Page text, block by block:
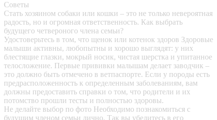
Советы
Стать хозяином собаки или кошки – это не только невероятная
радость, но и огромная ответственность. Как выбрать
будущего четвероного члена семьи?
Удостоверьтесь в том, что щенок или котенок здоров Здоровые
малыши активны, любопытны и хорошо выглядят: у них
блестящие глазки, мокрый носик, чистая шерстка и упитанное
телосложение. Первые прививки малышам делает заводчик –
это должно быть отмечено в ветпаспорте. Если у породы есть
предрасположенность к определенным заболеваниям, вам
должны предоставить справки о том, что родители и их
потомство прошли тесты и полностью здоровы.
Не делайте выбор по фото Необходимо познакомиться с
будущим членом семьи лично. Так вы убедитесь в его